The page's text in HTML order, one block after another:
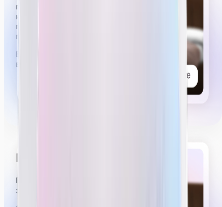
приятный, слегка эротичный вид. Вы можете
немного расстегнуть рубашку, стоять,
пританцовывая в коротких шортах или юбке,
показывать эмоции удовольствия, возбуждения.
Вы можете посмотреть видеопримеры работы
вебкам-моделей
Проводить приваты
Примерно 30–40 минут из 6 часов стрима будут
занимать приваты.